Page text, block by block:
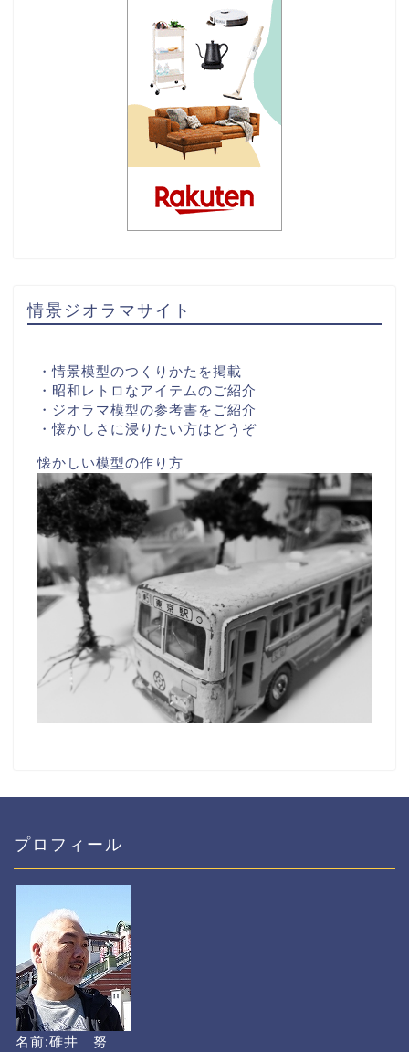
情景ジオラマサイト
・情景模型のつくりかたを掲載
・昭和レトロなアイテムのご紹介
・ジオラマ模型の参考書をご紹介
・懐かしさに浸りたい方はどうぞ
懐かしい模型の作り方
プロフィール
名前:碓井 努